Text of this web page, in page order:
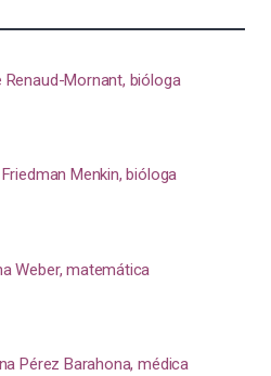
Renaud-Mornant, bióloga
Menkin, bióloga
Weber, matemática
Pérez Barahona, médica